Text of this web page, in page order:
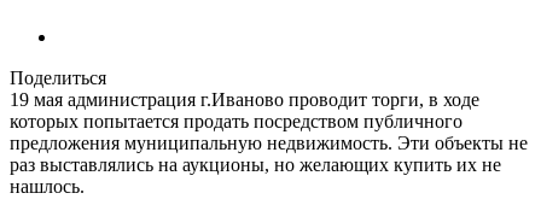
Поделиться
19 мая администрация г.Иваново проводит торги, в ходе
которых попытается продать посредством публичного
предложения муниципальную недвижимость. Эти объекты не
раз выставлялись на аукционы, но желающих купить их не
нашлось.